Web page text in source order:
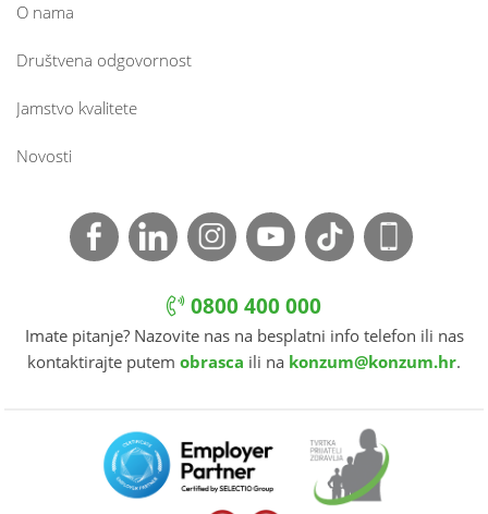
O nama
Društvena odgovornost
Jamstvo kvalitete
Novosti
0800 400 000
Imate pitanje? Nazovite nas na besplatni info telefon ili nas
kontaktirajte putem obrasca ili na konzum@konzum.hr.